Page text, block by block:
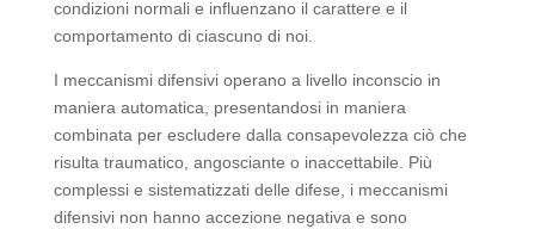
condizioni normali e influenzano il carattere e il
comportamento di ciascuno di noi.
I meccanismi difensivi operano a livello inconscio in
maniera automatica, presentandosi in maniera
combinata per escludere dalla consapevolezza ciò che
risulta traumatico, angosciante o inaccettabile. Più
complessi e sistematizzati delle difese, i meccanismi
difensivi non hanno accezione negativa e sono